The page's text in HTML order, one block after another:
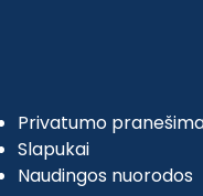
Privatumo
Slapukai
Naudingos nuorodos